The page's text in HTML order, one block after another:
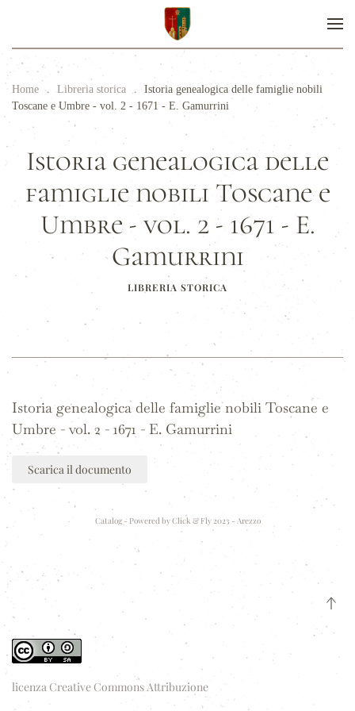
Home Libreria storica
Istoria genealogica delle famiglie nobili
Toscane e Umbre - vol. 2 - 1671 - E. Gamurrini
Istoria genealogica delle
famiglie nobili Toscane e
Umbre - vol. 2 - 1671 - E.
Gamurrini
LIBRERIA STORICA
Istoria genealogica delle famiglie nobili Toscane e
Umbre - vol. 2 - 1671 - E. Gamurrini
Scarica il documento
Catalog - Powered byClick & Fly 2023 - Arezzo
licenza Creative Commons Attribuzione